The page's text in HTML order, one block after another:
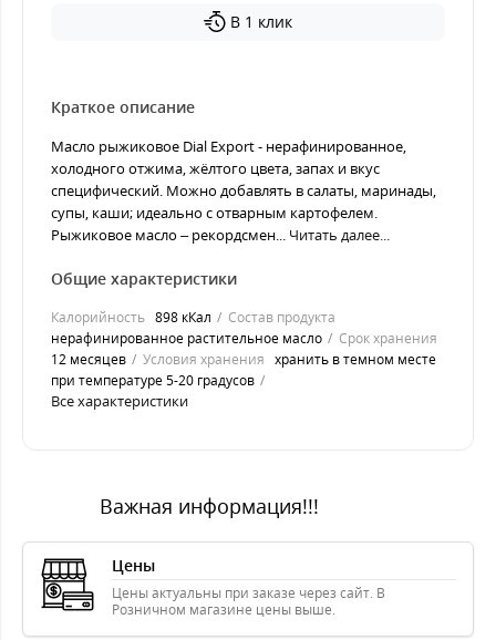
В 1 клик
Краткое описание
Масло рыжиковое Dial Export - нерафинированное,
холодного отжима, жёлтого цвета, запах и вкус
специфический. Можно добавлять в салаты, маринады,
супы, каши; идеально с отварным картофелем.
Рыжиковое масло – рекордсмен... Читать далее...
Общие характеристики
Калорийность 898 кКал
Состав продукта
нерафинированное растительное масло
Срок хранения
12 месяцев
Условия хранения хранить в темном месте
при температуре 5-20 градусов
Все характеристики
Важная информация!!!
Цены
Цены актуальны при заказе через сайт. В
Розничном магазине цены выше.